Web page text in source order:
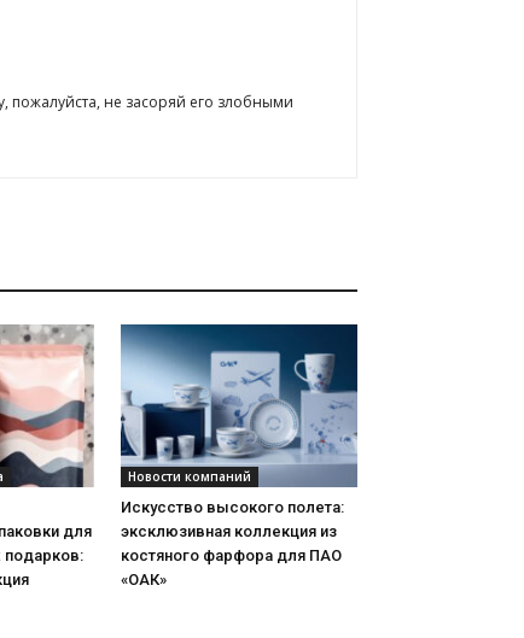
пожалуйста, не засоряй его злобными
для
подарков:
Новости компаний
Искусство высокого полета:
эксклюзивная коллекция из
костяного фарфора для ПАО
«ОАК»